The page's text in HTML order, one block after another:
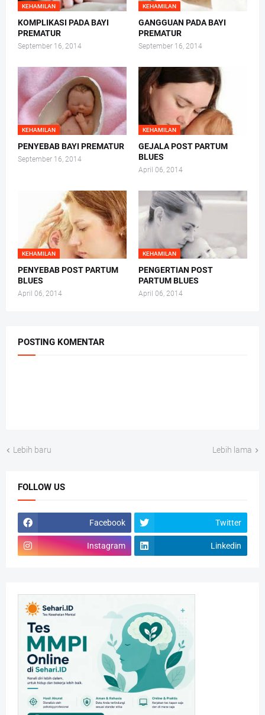
KEHAMILAN
KOMPLIKASI PADA BAYI
PREMATUR
September 16, 2014
KEHAMILAN
GANGGUAN PADA BAYI
PREMATUR
September 16, 2014
KEHAMILAN
PENYEBAB BAYI PREMATUR
September 16, 2014
KEHAMILAN
GEJALA POST PARTUM
BLUES
April 06, 2014
KEHAMILAN
PENYEBAB POST PARTUM
BLUES
April 06, 2014
KEHAMILAN
PENGERTIAN POST
PARTUM BLUES
April 06, 2014
POSTING KOMENTAR
Lebih baru Lebih lama
FOLLOW US
Facebook Twitter
Instagram Linkedin